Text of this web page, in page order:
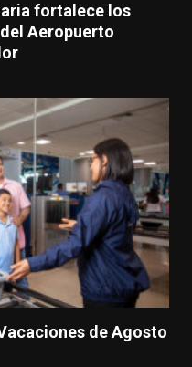
fortalece los
Aeropuerto
de Agosto